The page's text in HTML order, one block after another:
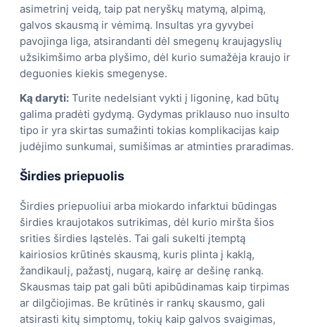
asimetrinį veidą, taip pat neryškų matymą, alpimą,
galvos skausmą ir vėmimą. Insultas yra gyvybei
pavojinga liga, atsirandanti dėl smegenų kraujagyslių
užsikimšimo arba plyšimo, dėl kurio sumažėja kraujo ir
deguonies kiekis smegenyse.
Ką daryti: Turite nedelsiant vykti į ligoninę, kad būtų
galima pradėti gydymą. Gydymas priklauso nuo insulto
tipo ir yra skirtas sumažinti tokias komplikacijas kaip
judėjimo sunkumai, sumišimas ar atminties praradimas.
Širdies priepuolis
Širdies priepuoliui arba miokardo infarktui būdingas
širdies kraujotakos sutrikimas, dėl kurio miršta šios
srities širdies ląstelės. Tai gali sukelti įtemptą
kairiosios krūtinės skausmą, kuris plinta į kaklą,
žandikaulį, pažastį, nugarą, kairę ar dešinę ranką.
Skausmas taip pat gali būti apibūdinamas kaip tirpimas
ar dilgčiojimas. Be krūtinės ir rankų skausmo, gali
atsirasti kitų simptomų, tokių kaip galvos svaigimas,